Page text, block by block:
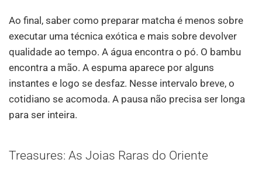
Ao final, saber como preparar matcha é menos sobre
executar uma técnica exótica e mais sobre devolver
qualidade ao tempo. A água encontra o pó. O bambu
encontra a mão. A espuma aparece por alguns
instantes e logo se desfaz. Nesse intervalo breve, o
cotidiano se acomoda. A pausa não precisa ser longa
para ser inteira.
Treasures: As Joias Raras do Oriente